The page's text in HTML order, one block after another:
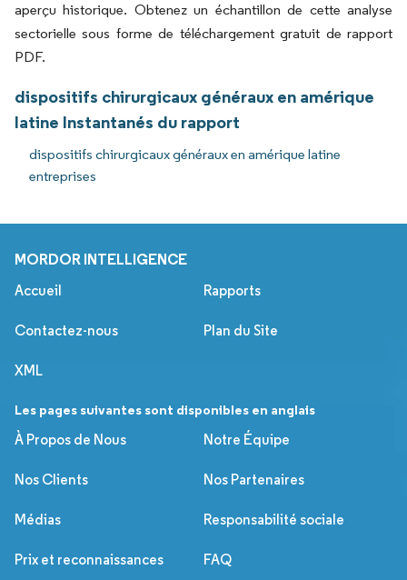
aperçu historique. Obtenez un échantillon de cette analyse
sectorielle sous forme de téléchargement gratuit de rapport
PDF.
dispositifs chirurgicaux généraux en amérique
latine Instantanés du rapport
dispositifs chirurgicaux généraux en amérique latine
entreprises
MORDOR INTELLIGENCE
Accueil Rapports
Contactez-nous Plan du Site
XML
Les pages suivantes sont disponibles en anglais
À Propos de Nous
Notre Équipe
Nos Clients Nos Partenaires
Médias Responsabilité sociale
Prix et reconnaissances FAQ